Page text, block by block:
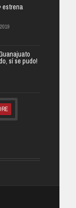
estrena
sí se pudo!